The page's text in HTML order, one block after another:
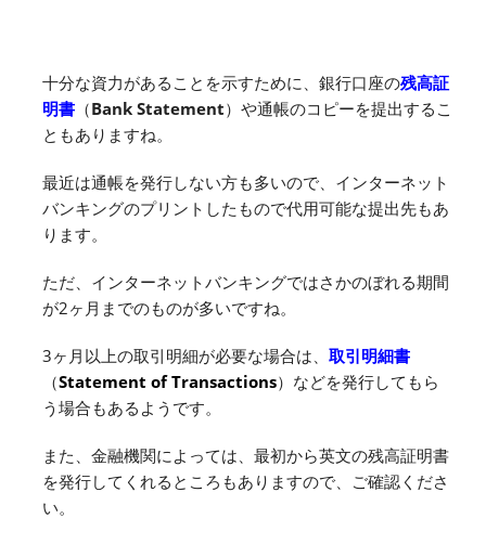
十分な資力があることを示すために、銀行口座の残高証
明書 （Bank Statement）や通帳のコピーを提出するこ
ともありますね。
最近は通帳を発行しない方も多いので、インターネット
バンキングのプリントしたもので代用可能な提出先もあ
ります。
ただ、インターネットバンキングではさかのぼれる期間
が2ヶ月までのものが多いですね。
3ヶ月以上の取引明細が必要な場合は、 取引明細書
（Statement of Transactions）などを発行してもら
う場合もあるようです。
また、金融機関によっては、最初から英文の残高証明書
を発行してくれるところもありますので、ご確認くださ
い。